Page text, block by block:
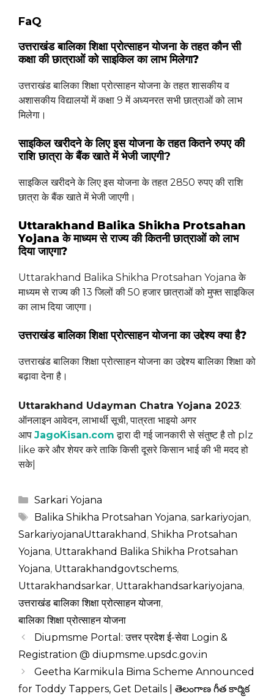
FaQ
उत्तराखंड बालिका शिक्षा प्रोत्साहन योजना के तहत कौन सी
कक्षा की छात्राओं को साइकिल का लाभ मिलेगा?
उत्तराखंड बालिका शिक्षा प्रोत्साहन योजना के तहत शासकीय व
अशासकीय विद्यालयों में कक्षा 9 में अध्यनरत सभी छात्राओं को लाभ
मिलेगा।
साइकिल खरीदने के लिए इस योजना के तहत कितने रुपए की
राशि छात्रा के बैंक खाते में भेजी जाएगी?
साइकिल खरीदने के लिए इस योजना के तहत 2850 रुपए की राशि
छात्रा के बैंक खाते में भेजी जाएगी।
Uttarakhand Balika Shikha Protsahan
Yojana के माध्यम से राज्य की कितनी छात्राओं को लाभ
दिया जाएगा?
Uttarakhand Balika Shikha Protsahan Yojana के
माध्यम से राज्य की 13 जिलों की 50 हजार छात्राओं को मुफ्त साइकिल
का लाभ दिया जाएगा।
उत्तराखंड बालिका शिक्षा प्रोत्साहन योजना का उद्देश्य क्या है?
उत्तराखंड बालिका शिक्षा प्रोत्साहन योजना का उद्देश्य बालिका शिक्षा को
बढ़ावा देना है।
Uttarakhand Udayman Chatra Yojana 2023:
ऑनलाइन आवेदन, लाभार्थी सूची, पात्रता भाइयो अगर
आप JagoKisan.com द्वारा दी गई जानकारी से संतुष्ट है तो plz
like करे और शेयर करे ताकि किसी दूसरे किसान भाई की भी मदद हो
सके|
Categories
Sarkari Yojana
Tags
Balika Shikha Protsahan Yojana, sarkariyojan,
SarkariyojanaUttarakhand , Shikha Protsahan
Yojana, Uttarakhand Balika Shikha Protsahan
Yojana, Uttarakhandgovtschems,
Uttarakhandsarkar, Uttarakhandsarkariyojana,
उत्तराखंड बालिका शिक्षा प्रोत्साहन योजना,
बालिका शिक्षा प्रोत्साहन योजना
Diupmsme Portal: उत्तर प्रदेश ई-सेवा Login &
Registration @ diupmsme.upsdc.gov.in
Geetha Karmikula Bima Scheme Announced
for Toddy Tappers, Get Details | తెలంగాణ గీత కార్మిక